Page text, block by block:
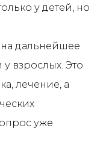
у детей, но
дальнейшее
взрослых. Это
лечение, а
уже